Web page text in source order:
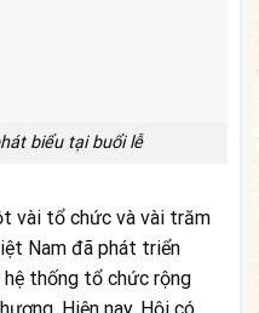
biểu tại buổi lễ
vài tổ chức và vài trăm
Nam đã phát triển
thống tổ chức rộng